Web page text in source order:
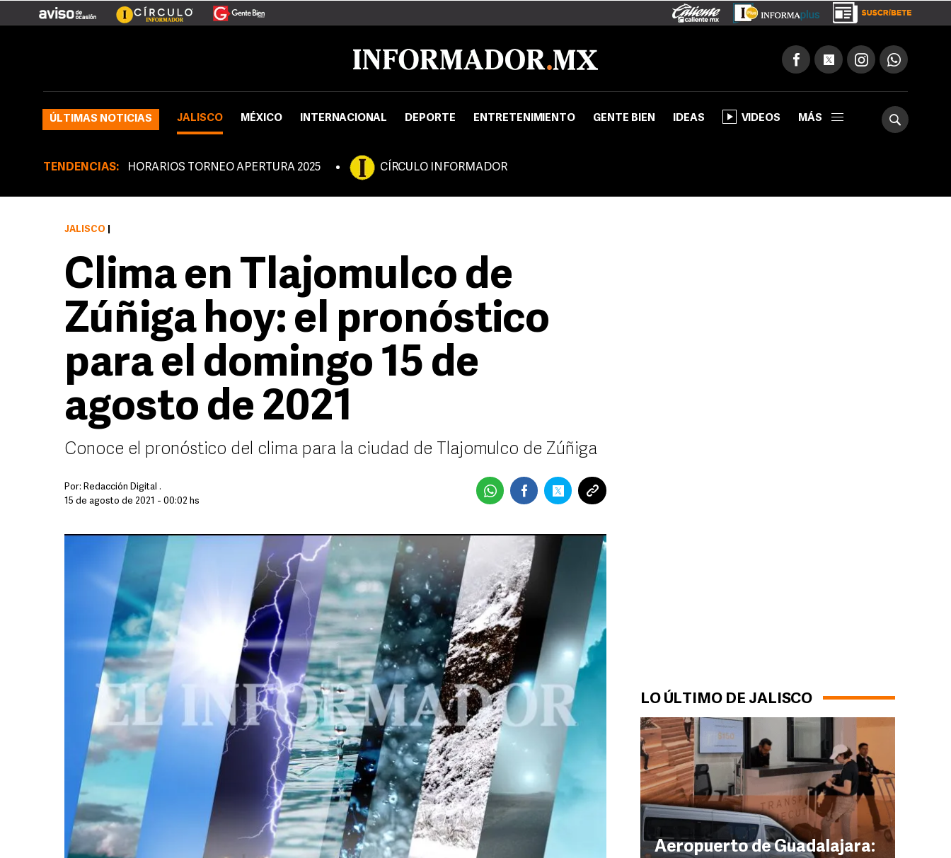
ÚLTIMAS NOTICIAS JALISCO MÉXICO INTERNACIONAL DEPORTE ENTRETENIMIENTO GENTE BIEN IDEAS VIDEOS MÁS
TENDENCIAS: HORARIOS TORNEO APERTURA 2025 CÍRCULO INFORMADOR
LO ÚLTIMO DE JALISCO
Aeropuerto de Guadalajara:
JALISCO
Clima en Tlajomulco de
Zúñiga hoy: el pronóstico
para el domingo 15 de
agosto de 2021
Conoce el pronóstico del clima para la ciudad de Tlajomulco de Zúñiga
Por: Redacción Digital .
15 de agosto de 2021 - 00:02 hs